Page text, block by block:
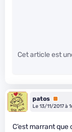
Cet article est
patos Premium
Le 13/11/2017 à
C’est marrant